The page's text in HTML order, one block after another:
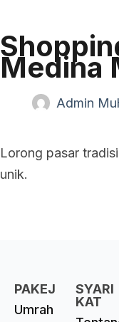
Medina
Admin
Lorong pasar
unik.
PAKEJ
Umrah
SYARI
KAT